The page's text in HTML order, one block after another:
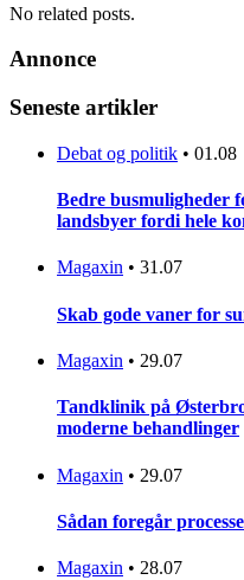
No related posts.
Annonce
Seneste artikler
Debat og politik • 01.08
Bedre busmuligheder
landsbyer fordi hele
Magaxin • 31.07
Skab gode vaner for
Magaxin • 29.07
Tandklinik på
moderne behandlinger
Magaxin • 29.07
Sådan foregår
Magaxin • 28.07